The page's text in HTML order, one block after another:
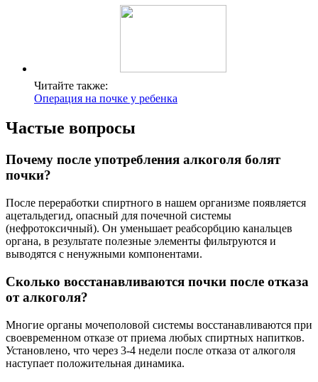
Читайте также:
Операция на почке у ребенка
Частые вопросы
Почему после употребления алкоголя болят
почки?
После переработки спиртного в нашем организме появляется
ацетальдегид, опасный для почечной системы
(нефротоксичный). Он уменьшает реабсорбцию канальцев
органа, в результате полезные элементы фильтруются и
выводятся с ненужными компонентами.
Сколько восстанавливаются почки после отказа
от алкоголя?
Многие органы мочеполовой системы восстанавливаются при
своевременном отказе от приема любых спиртных напитков.
Установлено, что через 3-4 недели после отказа от алкоголя
наступает положительная динамика.